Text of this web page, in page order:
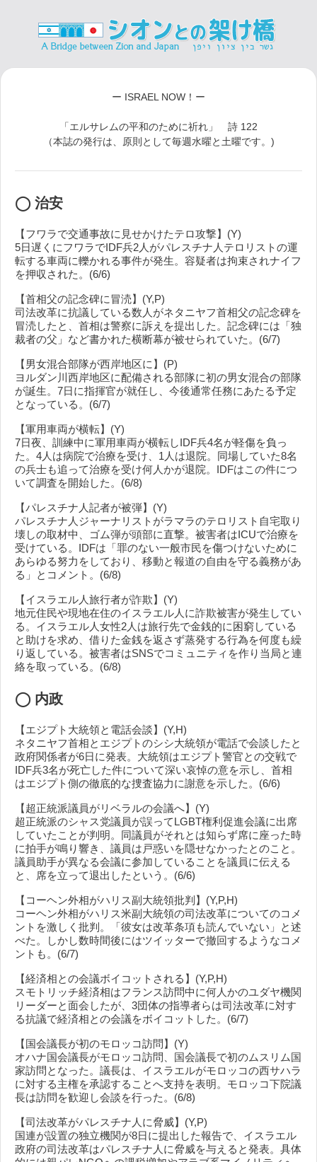
ー ISRAEL NOW！ー
「エルサレムの平和のために祈れ」 詩 122
（本誌の発行は、原則として毎週水曜と土曜です。)
◯ 治安
【フワラで交通事故に見せかけたテロ攻撃】(Y)
5日遅くにフワラでIDF兵2人がパレスチナ人テロリストの運
転する車両に轢かれる事件が発生。容疑者は拘束されナイフ
を押収された。(6/6)
【首相父の記念碑に冒涜】(Y,P)
司法改革に抗議している数人がネタニヤフ首相父の記念碑を
冒涜したと、首相は警察に訴えを提出した。記念碑には「独
裁者の父」など書かれた横断幕が被せられていた。(6/7)
【男女混合部隊が西岸地区に】(P)
ヨルダン川西岸地区に配備される部隊に初の男女混合の部隊
が誕生。7日に指揮官が就任し、今後通常任務にあたる予定
となっている。(6/7)
【軍用車両が横転】(Y)
7日夜、訓練中に軍用車両が横転しIDF兵4名が軽傷を負っ
た。4人は病院で治療を受け、1人は退院。同場していた8名
の兵士も追って治療を受け何人かが退院。IDFはこの件につ
いて調査を開始した。(6/8)
【パレスチナ人記者が被弾】(Y)
パレスチナ人ジャーナリストがラマラのテロリスト自宅取り
壊しの取材中、ゴム弾が頭部に直撃。被害者はICUで治療を
受けている。IDFは「罪のない一般市民を傷つけないために
あらゆる努力をしており、移動と報道の自由を守る義務があ
る」とコメント。(6/8)
【イスラエル人旅行者が詐欺】(Y)
地元住民や現地在住のイスラエル人に詐欺被害が発生してい
る。イスラエル人女性2人は旅行先で金銭的に困窮している
と助けを求め、借りた金銭を返さず蒸発する行為を何度も繰
り返している。被害者はSNSでコミュニティを作り当局と連
絡を取っている。(6/8)
◯ 内政
【エジプト大統領と電話会談】(Y,H)
ネタニヤフ首相とエジプトのシシ大統領が電話で会談したと
政府関係者が6日に発表。大統領はエジプト警官との交戦で
IDF兵3名が死亡した件について深い哀悼の意を示し、首相
はエジプト側の徹底的な捜査協力に謝意を示した。(6/6)
【超正統派議員がリベラルの会議へ】(Y)
超正統派のシャス党議員が誤ってLGBT権利促進会議に出席
していたことが判明。同議員がそれとは知らず席に座った時
に拍手が鳴り響き、議員は戸惑いを隠せなかったとのこと。
議員助手が異なる会議に参加していることを議員に伝える
と、席を立って退出したという。(6/6)
【コーヘン外相がハリス副大統領批判】(Y,P,H)
コーヘン外相がハリス米副大統領の司法改革についてのコメ
ントを激しく批判。「彼女は改革条項も読んでいない」と述
べた。しかし数時間後にはツイッターで撤回するようなコメ
ントも。(6/7)
【経済相との会議ボイコットされる】(Y,P,H)
スモトリッチ経済相はフランス訪問中に何人かのユダヤ機関
リーダーと面会したが、3団体の指導者らは司法改革に対す
る抗議で経済相との会議をボイコットした。(6/7)
【国会議長が初のモロッコ訪問】(Y)
オハナ国会議長がモロッコ訪問、国会議長で初のムスリム国
家訪問となった。議長は、イスラエルがモロッコの西サハラ
に対する主権を承認することへ支持を表明。モロッコ下院議
長は訪問を歓迎し会談を行った。(6/8)
【司法改革がパレスチナ人に脅威】(Y,P)
国連が設置の独立機関が8日に提出した報告で、イスラエル
政府の司法改革はパレスチナ人に脅威を与えると発表。具体